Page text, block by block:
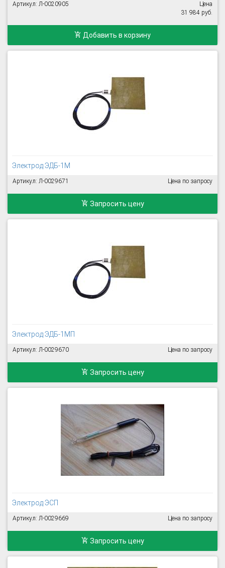
Артикул: Л-0020905
Цена
31 984 руб.
Добавить в корзину
Электрод ЭДБ-1М
Артикул: Л-0029671 Цена по запросу
Запросить цену
Электрод ЭДБ-1МП
Артикул: Л-0029670 Цена по запросу
Запросить цену
Электрод ЭСП
Артикул: Л-0029669 Цена по запросу
Запросить цену